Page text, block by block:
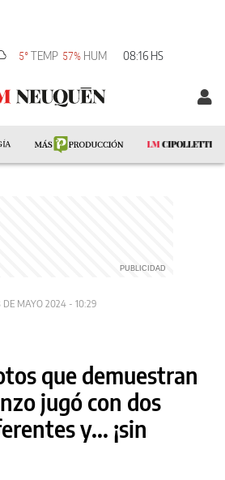
5° TEMP 57% HUM 08:16 HS
DE MAYO 2024 - 10:29
que demuestran
jugó con dos
y... ¡sin